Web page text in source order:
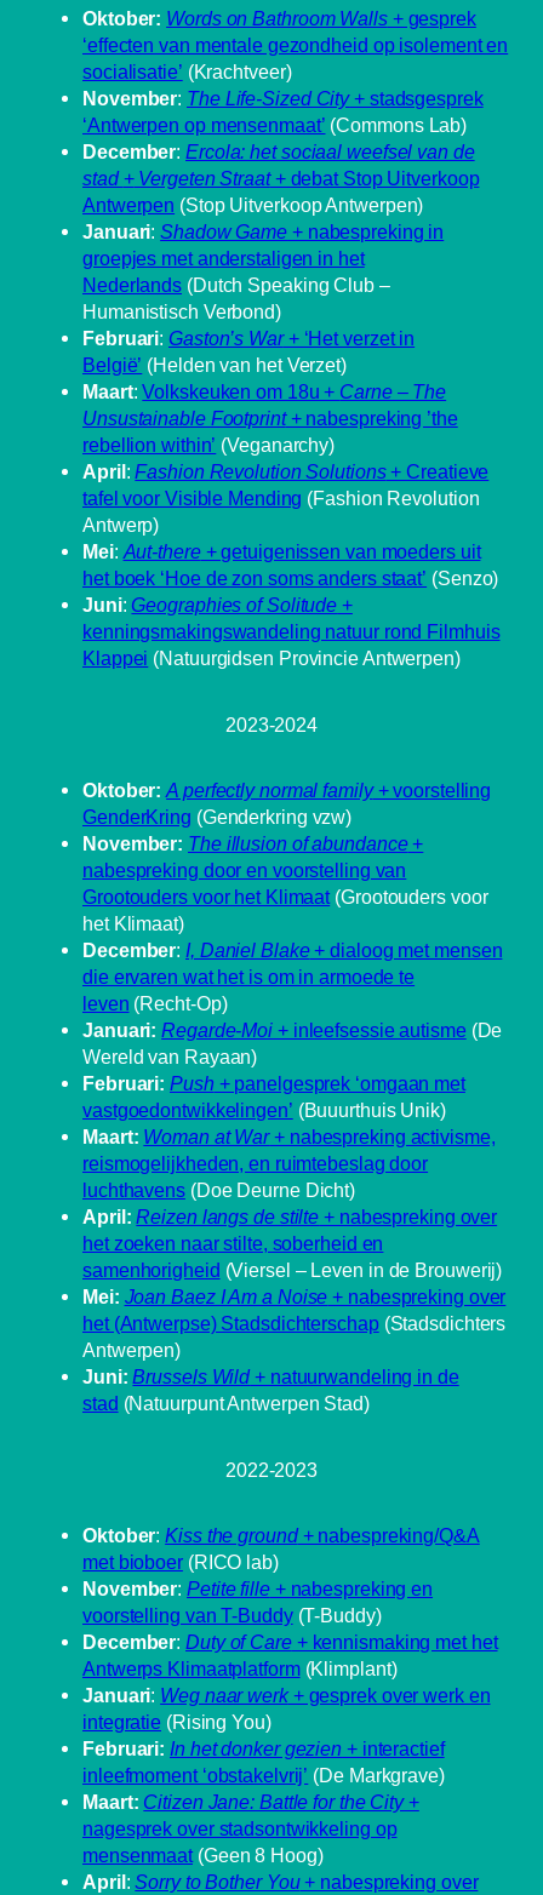
Oktober: Words on Bathroom Walls+ gesprek
‘effecten van mentale gezondheid op isolement en
socialisatie’ (Krachtveer)
November: The Life-Sized City+ stadsgesprek
‘Antwerpen op mensenmaat’ (Commons Lab)
December:Ercola: het sociaal weefsel van de
stad+Vergeten Straat+ debat Stop Uitverkoop
Antwerpen (Stop Uitverkoop Antwerpen)
Januari:Shadow Game + nabespreking in
groepjes met anderstaligen in het
Nederlands (Dutch Speaking Club –
Humanistisch Verbond)
Februari:Gaston’s War+ ‘Het verzet in
België’ (Helden van het Verzet)
Maart:Volkskeuken om 18u + Carne – The
Unsustainable Footprint+ nabespreking ’the
rebellion within’ (Veganarchy)
April:Fashion Revolution Solutions+ Creatieve
tafel voor Visible Mending (Fashion Revolution
Antwerp)
Mei: Aut-there+ getuigenissen van moeders uit
het boek ‘Hoe de zon soms anders staat’ (Senzo)
Juni:Geographies of Solitude +
kenningsmakingswandeling natuur rond Filmhuis
Klappei (Natuurgidsen Provincie Antwerpen)
2023-2024
Oktober: A perfectly normal family+ voorstelling
GenderKring (Genderkring vzw)
November: The illusion of abundance+
nabespreking door en voorstelling van
Grootouders voor het Klimaat(Grootouders voor
het Klimaat)
December: I, Daniel Blake+ dialoog met mensen
die ervaren wat het is om in armoede te
leven (Recht-Op)
Januari: Regarde-Moi + inleefsessie autisme(De
Wereld van Rayaan)
Februari: Push+ panelgesprek ‘omgaan met
vastgoedontwikkelingen’ (Buuurthuis Unik)
Maart: Woman at War+ nabespreking activisme,
reismogelijkheden, en ruimtebeslag door
luchthavens(Doe Deurne Dicht)
April: Reizen langs de stilte + nabespreking over
het zoeken naar stilte, soberheid en
samenhorigheid (Viersel – Leven in de Brouwerij)
Mei: Joan Baez I Am a Noise + nabespreking over
het (Antwerpse) Stadsdichterschap(Stadsdichters
Antwerpen)
Juni: Brussels Wild+ natuurwandeling in de
stad (Natuurpunt Antwerpen Stad)
2022-2023
Oktober:Kiss the ground+ nabespreking/Q&A
met bioboer(RICO lab)
November:Petite fille+ nabespreking en
voorstelling van T-Buddy(T-Buddy)
December:Duty of Care+ kennismaking met het
Antwerps Klimaatplatform(Klimplant)
Januari: Weg naar werk+ gesprek over werk en
integratie (Rising You)
Februari: In het donker gezien + interactief
inleefmoment ‘obstakelvrij’ (De Markgrave)
Maart: Citizen Jane: Battle for the City+
nagesprek over stadsontwikkeling op
mensenmaat(Geen 8 Hoog)
April:Sorry to Bother You+ nabespreking over